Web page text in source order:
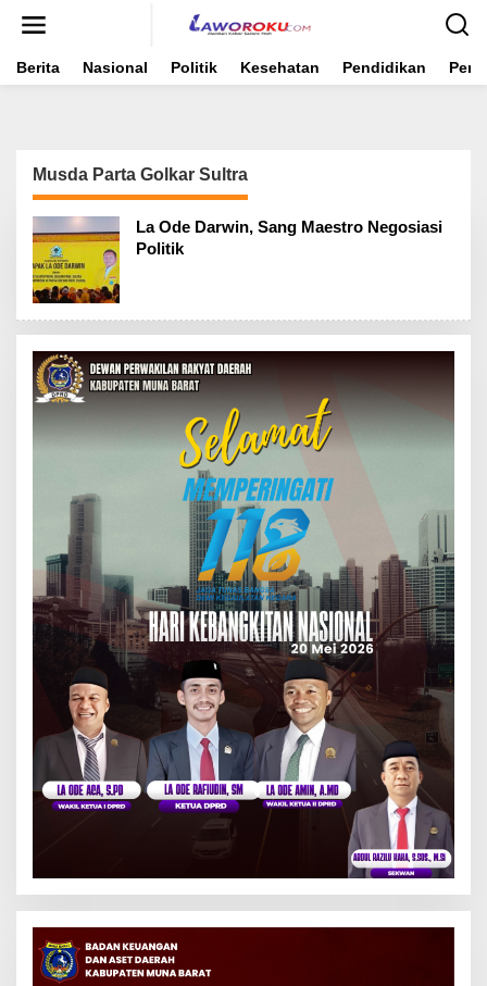
Berita Nasional Politik Kesehatan Pendidikan
Musda Parta Golkar Sultra
La Ode Darwin, Sang Maestro Negosiasi
Politik